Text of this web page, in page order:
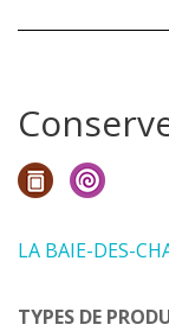
LA BAIE-DES-
TYPES DE